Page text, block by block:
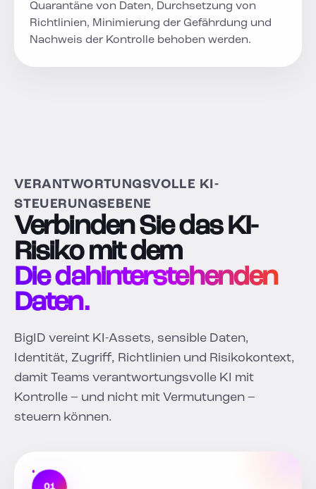
Quarantäne von Daten, Durchsetzung von
Richtlinien, Minimierung der Gefährdung und
Nachweis der Kontrolle behoben werden.
VERANTWORTUNGSVOLLE KI-
STEUERUNGSEBENE
Verbinden Sie das KI-
Risiko mit dem
Die dahinterstehenden
Daten.
BigID vereint KI-Assets, sensible Daten,
Identität, Zugriff, Richtlinien und Risikokontext,
damit Teams verantwortungsvolle KI mit
Kontrolle – und nicht mit Vermutungen –
steuern können.